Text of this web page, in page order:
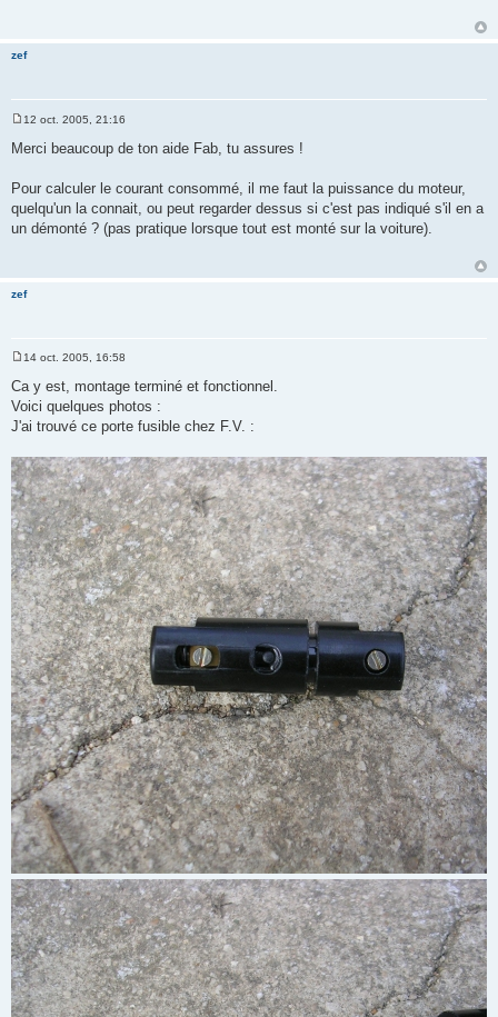
zef
s
g
e
12 oct. 2005, 21:16
Merci beaucoup de ton aide Fab, tu assures !
Pour calculer le courant consommé, il me faut la puissance du moteur,
quelqu'un la connait, ou peut regarder dessus si c'est pas indiqué s'il en a
un démonté ? (pas pratique lorsque tout est monté sur la voiture).
zef
s
s
a
g
14 oct. 2005, 16:58
Ca y est, montage terminé et fonctionnel.
Voici quelques photos :
J'ai trouvé ce porte fusible chez F.V. :